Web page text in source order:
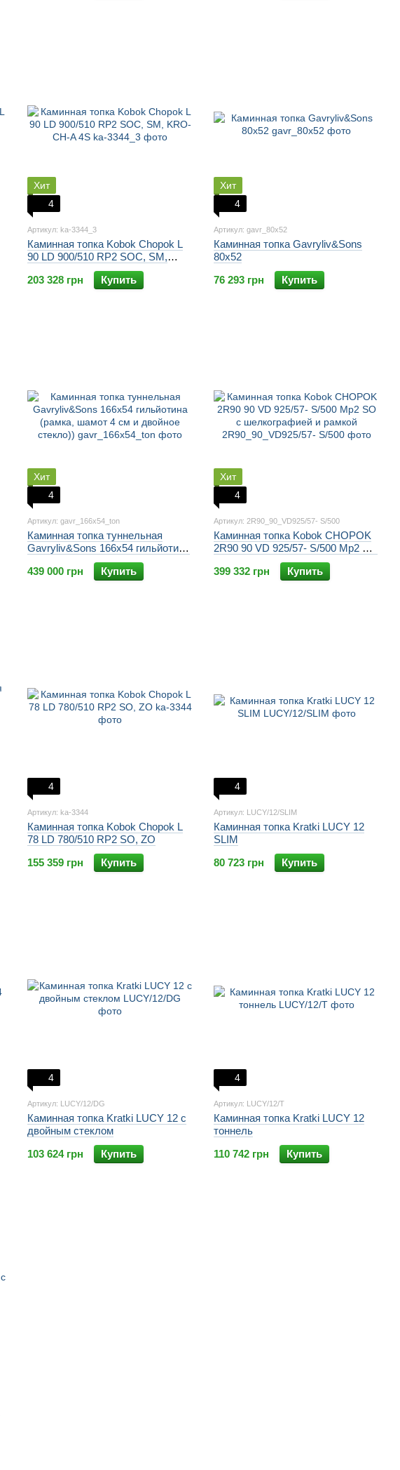
Хит
4
Артикул: ka-3344_3
Каминная топка Kobok Chopok L
90 LD 900/510 RP2 SOС, SM,
KRO-CH-A 4S
203 328 грн
Купить
Хит
4
Артикул: gavr_80х52
Каминная топка Gavryliv&Sons
80x52
76 293 грн
Купить
Хит
4
Артикул: gavr_166х54_ton
Каминная топка туннельная
Gavryliv&Sons 166x54 гильйотина
(рамка, шамот 4 см и двойное
стекло))
439 000 грн Купить
Хит
4
Артикул: 2R90_90_VD925/57- S/500
Каминная топка Kobok CHOPOK
2R90 90 VD 925/57- S/500 Mp2 SO
с шелкографией и рамкой
399 332 грн
Купить
4
Артикул: ka-3344
Каминная топка Kobok Chopok L
78 LD 780/510 RP2 SO, ZO
155 359 грн
Купить
4
Артикул: LUCY/12/SLIM
Каминная топка Kratki LUCY 12
SLIM
80 723 грн
Купить
4
Артикул: LUCY/12/DG
Каминная топка Kratki LUCY 12 с
двойным стеклом
103 624 грн
Купить
4
Артикул: LUCY/12/T
Каминная топка Kratki LUCY 12
тоннель
110 742 грн
Купить